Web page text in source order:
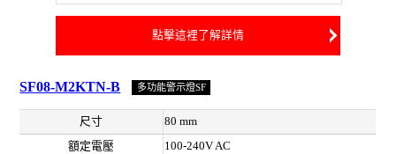
點擊這裡了解詳情
SF08-M2KTN-B 多功能警示燈SF
尺寸
80 mm
額定電壓
100-240V AC